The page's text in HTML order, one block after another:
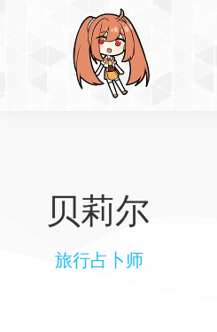
贝莉尔
旅行占卜师